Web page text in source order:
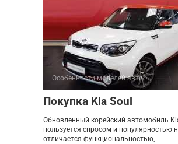
Особенности моделей авто
Покупка Kia Soul
Обновленный корейский автомобиль
пользуется спросом и популярностью
отличается функциональностью,